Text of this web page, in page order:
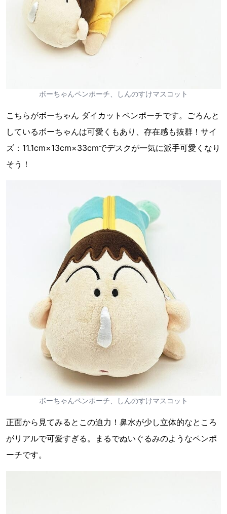
ボーちゃんペンポーチ、しんのすけマスコット
こちらがボーちゃん ダイカットペンポーチです。ごろんと
しているボーちゃんは可愛くもあり、存在感も抜群！サイ
ズ：11.1cm×13cm×33cmでデスクが一気に派手可愛くなり
そう！
ボーちゃんペンポーチ、しんのすけマスコット
正面から見てみるとこの迫力！鼻水が少し立体的なところ
がリアルで可愛すぎる。まるでぬいぐるみのようなペンポ
ーチです。